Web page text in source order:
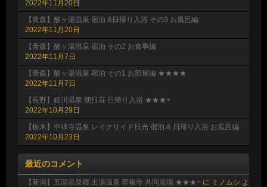
2022年11月20日
【青森】酸ヶ湯温泉 宿泊 &日帰り入浴 その3 お風呂編
2022年11月20日
【青森】酸ヶ湯温泉 宿泊 その2 お食事編
2022年11月7日
【青森】酸ヶ湯温泉 宿泊 その1 お部屋編 ★★★★
2022年11月7日
【長野】姫川温泉 朝日荘 日帰り入浴 ★★★+
2022年10月29日
【栃木】中禅寺温泉 レイクサイド日光 宿泊 & 日帰り入浴 お風呂編
2022年10月23日
最近のコメント
【新潟】五頭温泉郷 出湯温泉 華報寺 共同浴場 ★★★+ に ミノムシ よ